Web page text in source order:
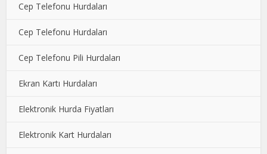
Cep Telefonu Hurdaları
Cep Telefonu Hurdaları
Cep Telefonu Pili Hurdaları
Ekran Kartı Hurdaları
Elektronik Hurda Fiyatları
Elektronik Kart Hurdaları